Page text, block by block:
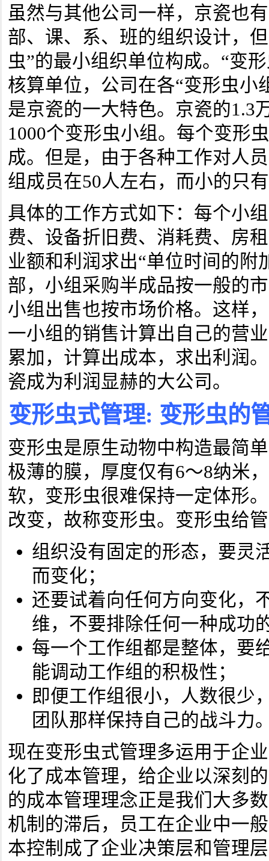
虽然与其他公司一样，京瓷也
部、课、系、班的组织设计，
虫”的最小组织单位构成。“变
核算单位，公司在各“变形虫小
是京瓷的一大特色。京瓷的1.3
1000个变形虫小组。每个变形
成。但是，由于各种工作对人
组成员在50人左右，而小的只
具体的工作方式如下：每个小
费、设备折旧费、消耗费、房
业额和利润求出“单位时间的附
部，小组采购半成品按一般的
小组出售也按市场价格。这样
一小组的销售计算出自己的营
累加，计算出成本，求出利润
瓷成为利润显赫的大公司。
变形虫式管理: 变形虫的
变形虫是原生动物中构造最简
极薄的膜，厚度仅有6～8纳米
软，变形虫很难保持一定体形
改变，故称变形虫。变形虫给
组织没有固定的形态，要灵
而变化；
还要试着向任何方向变化，
维，不要排除任何一种成功
每一个工作组都是整体，要
能调动工作组的积极性；
即便工作组很小，人数很少
团队那样保持自己的战斗力
现在变形虫式管理多运用于企
化了成本管理，给企业以深刻
的成本管理理念正是我们大多
机制的滞后，员工在企业中一
本控制成了企业决策层和管理